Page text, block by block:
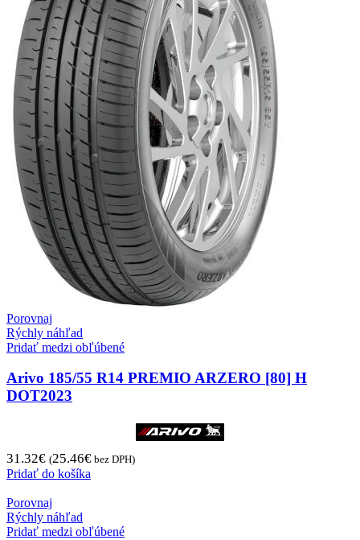
Porovnaj
Rýchly náhľad
Pridať medzi obľúbené
Arivo 185/55 R14 PREMIO ARZERO [80] H
DOT2023
31.32€ (25.46€ bez DPH)
Pridať do košíka
Porovnaj
Rýchly náhľad
Pridať medzi obľúbené